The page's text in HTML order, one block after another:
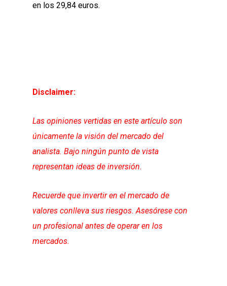
en los 29,84 euros.
Disclaimer:
Las opiniones vertidas en este artículo son
únicamente la visión del mercado del
analista. Bajo ningún punto de vista
representan ideas de inversión.
Recuerde que invertir en el mercado de
valores conlleva sus riesgos. Asesórese con
un profesional antes de operar en los
mercados.